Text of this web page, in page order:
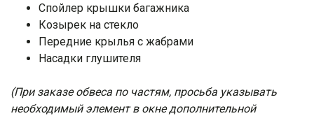
Спойлер крышки багажника
Козырек на стекло
Передние крылья с жабрами
Насадки глушителя
(При заказе обвеса по частям, просьба указывать
необходимый элемент в окне дополнительной